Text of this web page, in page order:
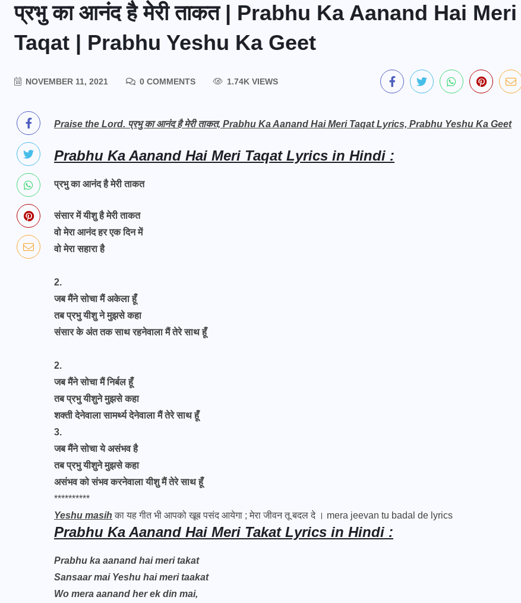
प्रभु का आनंद है मेरी ताकत | Prabhu Ka Aanand Hai Meri
Taqat | Prabhu Yeshu Ka Geet
NOVEMBER 11, 2021 0 COMMENTS 1.74K VIEWS
Praise the Lord. प्रभु का आनंद है मेरी ताकत, Prabhu Ka Aanand Hai Meri Taqat Lyrics, Prabhu Yeshu Ka Geet
Prabhu Ka Aanand Hai Meri Taqat Lyrics in Hindi :
प्रभु का आनंद है मेरी ताकत
संसार में यीशु है मेरी ताकत
वो मेरा आनंद हर एक दिन में
वो मेरा सहारा है
2.
जब मैंने सोचा मैं अकेला हूँ
तब प्रभु यीशु ने मुझसे कहा
संसार के अंत तक साथ रहनेवाला मैं तेरे साथ हूँ
2.
जब मैंने सोचा मैं निर्बल हूँ
तब प्रभु यीशुने मुझसे कहा
शक्ती देनेवाला सामर्थ्य देनेवाला मैं तेरे साथ हूँ
3.
जब मैंने सोचा ये असंभव है
तब प्रभु यीशुने मुझसे कहा
असंभव को संभव करनेवाला यीशु मैं तेरे साथ हूँ
**********
Yeshu masih का यह गीत भी आपको खूब पसंद आयेगा ;मेरा जीवन तू बदल दे । mera jeevan tu badal de lyrics
Prabhu Ka Aanand Hai Meri Takat Lyrics in Hindi :
Prabhu ka aanand hai meri takat
Sansaar mai Yeshu hai meri taakat
Wo mera aanand her ek din mai,